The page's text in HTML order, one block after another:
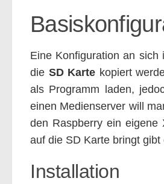
Eine Konfiguration an
die SD Karte kopiert
als Programm laden,
einen Medienserver will
den Raspberry ein eigene
auf die SD Karte bringt gibt
Installation